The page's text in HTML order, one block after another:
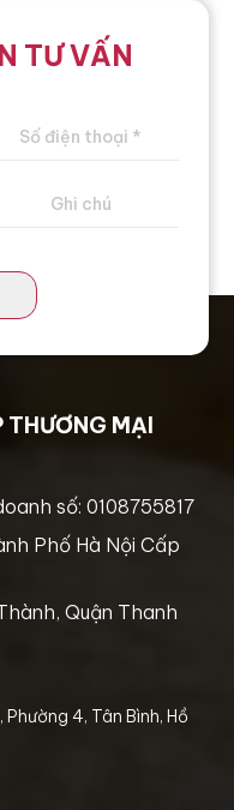
TƯ VẤN
THƯƠNG MẠI
số: 0108755817
Phố Hà Nội Cấp
Quận Thanh
4, Tân Bình, Hồ